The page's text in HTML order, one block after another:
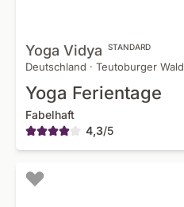
Yoga Vidya STANDARD
Deutschland · Teutoburger Wald
Yoga Ferientage
Fabelhaft
4,3/5